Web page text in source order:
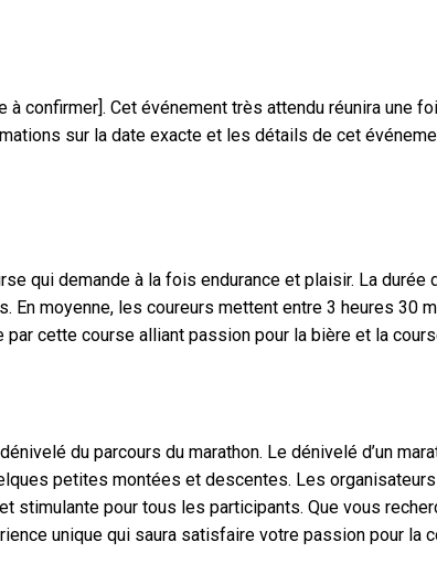
confirmer]. Cet événement très attendu réunira une
sur la date exacte et les détails de cet
qui demande à la fois endurance et plaisir. La
moyenne, les coureurs mettent entre 3 heures 30
cette course alliant passion pour la bière et la
du parcours du marathon. Le dénivelé d’un
petites montées et descentes. Les
stimulante pour tous les participants. Que vous
unique qui saura satisfaire votre passion pour